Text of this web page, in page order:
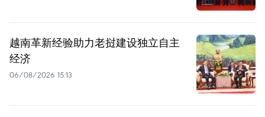
越南革新经验助力老挝建设独立自主
经济
06/08/2026 15:13